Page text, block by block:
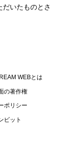
いたものとさ
WEBとは
の著作権
ポリシー
ビット